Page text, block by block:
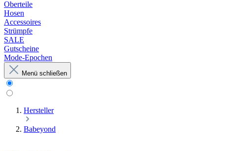
Oberteile
Hosen
Accessoires
Strümpfe
SALE
Gutscheine
Mode-Epochen
Menü schließen
Hersteller
Babeyond